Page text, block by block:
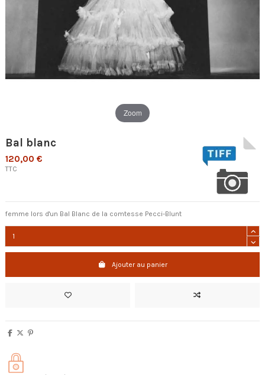
Zoom
Bal blanc
120,00 €
TTC
femme lors d'un Bal Blanc de la comtesse Pecci-Blunt
Ajouter au panier